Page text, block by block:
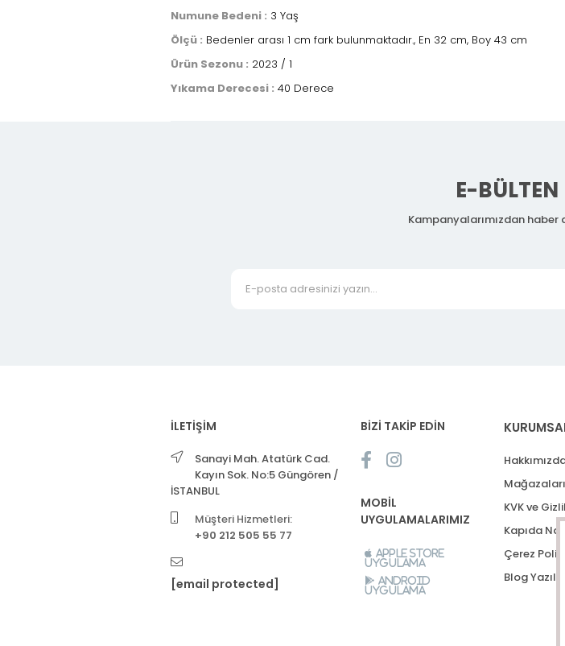
Numune Bedeni : 3 Yaş
Ölçü : Bedenler arası 1 cm fark bulunmaktadır., En 32 cm, Boy 43 cm
Ürün Sezonu : 2023 / 1
Yıkama Derecesi : 40 Derece
E-
Kampanyalarımızdan haber
İLETİŞİM
Sanayi Mah. Atatürk Cad.
Kayın Sok. No:5 Güngören /
İSTANBUL
Müşteri Hizmetleri:
+90 212 505 55 77
[email protected]
BİZİ TAKİP EDİN
MOBİL
UYGULAMALARIMIZ
Apple Store
Uygulama
Android
Uygulama
KVK ve
Kapıda
Çerez
Blog Yazıları